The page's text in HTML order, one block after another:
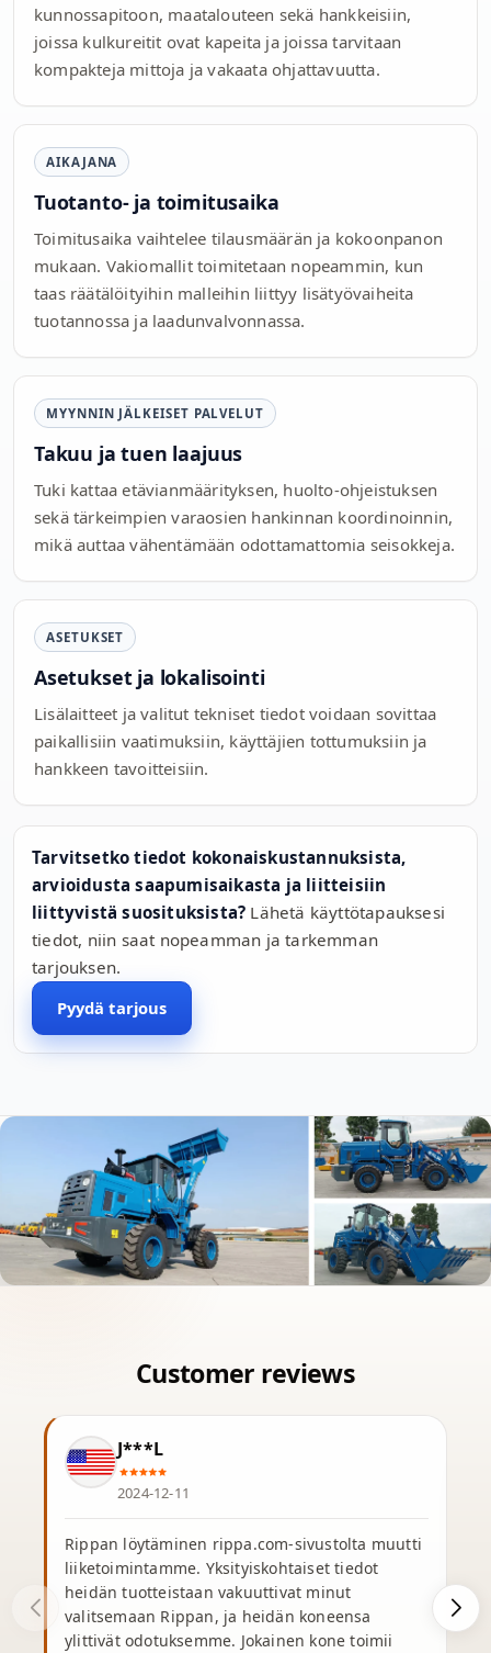
kunnossapitoon, maatalouteen sekä hankkeisiin,
joissa kulkureitit ovat kapeita ja joissa tarvitaan
kompakteja mittoja ja vakaata ohjattavuutta.
AIKAJANA
Tuotanto- ja toimitusaika
Toimitusaika vaihtelee tilausmäärän ja kokoonpanon
mukaan. Vakiomallit toimitetaan nopeammin, kun
taas räätälöityihin malleihin liittyy lisätyövaiheita
tuotannossa ja laadunvalvonnassa.
MYYNNIN JÄLKEISET PALVELUT
Takuu ja tuen laajuus
Tuki kattaa etävianmäärityksen, huolto-ohjeistuksen
sekä tärkeimpien varaosien hankinnan koordinoinnin,
mikä auttaa vähentämään odottamattomia seisokkeja.
ASETUKSET
Asetukset ja lokalisointi
Lisälaitteet ja valitut tekniset tiedot voidaan sovittaa
paikallisiin vaatimuksiin, käyttäjien tottumuksiin ja
hankkeen tavoitteisiin.
Tarvitsetko tiedot kokonaiskustannuksista,
arvioidusta saapumisaikasta ja liitteisiin
liittyvistä suosituksista? Lähetä käyttötapauksesi
tiedot, niin saat nopeamman ja tarkemman
tarjouksen.
Pyydä tarjous
J***L
2024-12-11
Rippan löytäminen rippa.com-sivustolta muutti
liiketoimintamme. Yksityiskohtaiset tiedot
heidän tuotteistaan vakuuttivat minut
valitsemaan Rippan, ja heidän koneensa
ylittivät odotuksemme. Jokainen kone toimii